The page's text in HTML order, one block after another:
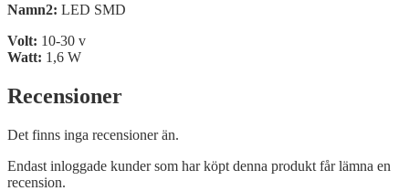
Namn2: LED SMD
Volt: 10-30 v
Watt: 1,6 W
Recensioner
Det finns inga recensioner än.
Endast inloggade kunder som har köpt denna produkt får lämna en
recension.